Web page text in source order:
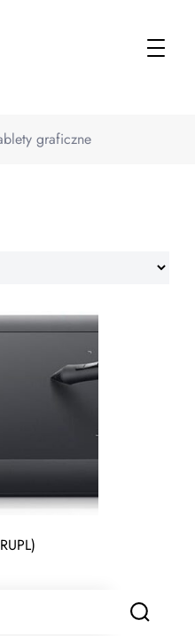
graficzne